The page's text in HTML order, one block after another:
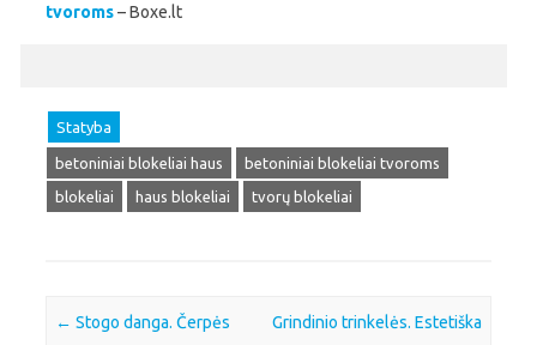
tvoroms– Boxe.lt
Statyba
betoniniai blokeliai haus
betoniniai blokeliai tvoroms
blokeliai
haus blokeliai tvorų blokeliai
Post navigation
← Stogo danga. Čerpės
Grindinio trinkelės. Estetiška